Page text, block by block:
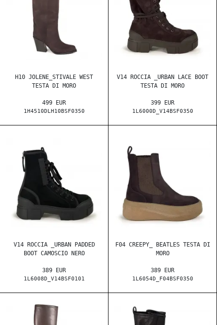
1H4510DLH10BSF0350
H10 JOLENE_STIVALE WEST
TESTA DI MORO
499 EUR
1L6000D_V14BSF0350
V14 ROCCIA _URBAN LACE BOOT
TESTA DI MORO
399 EUR
1L6008D_V14BSF0101
V14 ROCCIA _URBAN PADDED
BOOT CAMOSCIO NERO
389 EUR
1L6054D_F04BSF0350
F04 CREEPY_ BEATLES TESTA DI
MORO
389 EUR